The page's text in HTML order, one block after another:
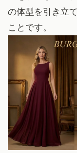
の体型を引き立
ことです。